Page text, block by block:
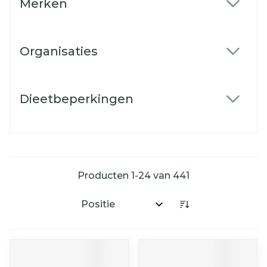
Merken
Organisaties
Dieetbeperkingen
Producten 1-24 van 441
Sorteer op: